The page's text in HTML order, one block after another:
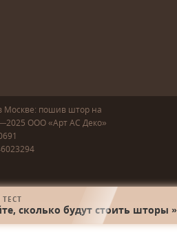
Москве: пошив штор на
ООО «Арт АС Деко»
сколько будут стоить шторы »